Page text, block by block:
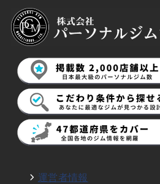
運営者情報